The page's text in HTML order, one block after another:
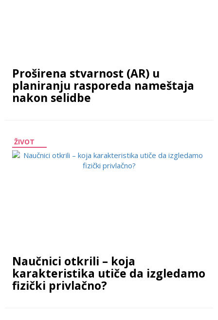
Proširena stvarnost (AR) u
planiranju rasporeda nameštaja
nakon selidbe
ŽIVOT
Naučnici otkrili – koja
karakteristika utiče da izgledamo
fizički privlačno?